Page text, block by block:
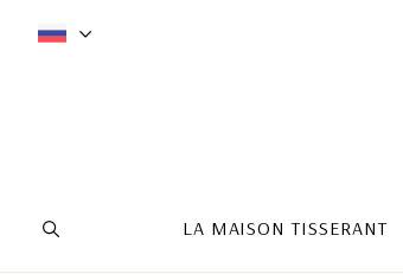
LA MAISON TISSERANT